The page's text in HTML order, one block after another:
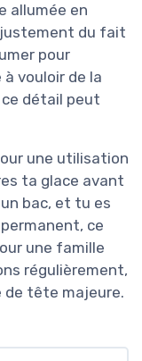
allumée en
justement du fait
pour
vouloir de la
détail peut
une utilisation
ta glace avant
bac, et tu es
ce
une famille
régulièrement,
de tête majeure.